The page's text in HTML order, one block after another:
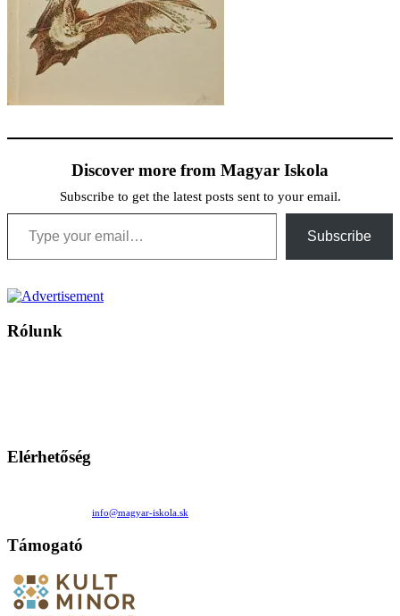
Discover more from Magyar Iskola
Subscribe to get the latest posts sent to your email.
Type your email…
Subscribe
Rólunk
Elérhetőség
info@magyar-iskola.sk
Támogató